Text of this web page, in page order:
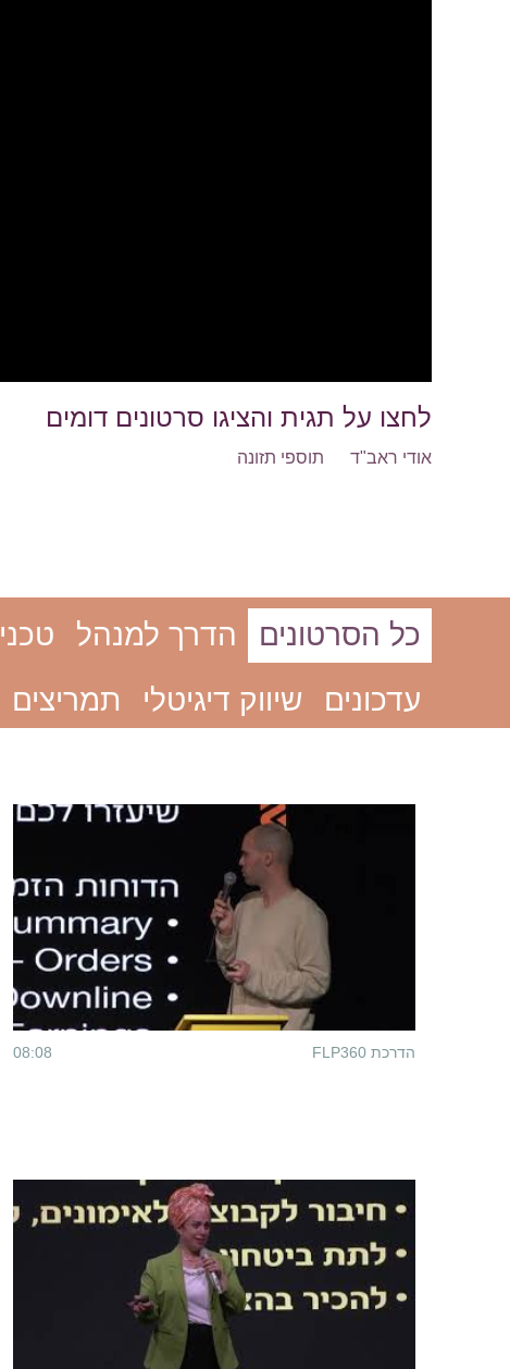
לחצו על תגית והציגו סרטונים דומים
אודי ראב"ד תוספי תזונה
כל הסרטונים הדרך למנהל טכני
עדכונים
שיווק דיגיטלי תמריצים
08:08 הדרכת FLP360